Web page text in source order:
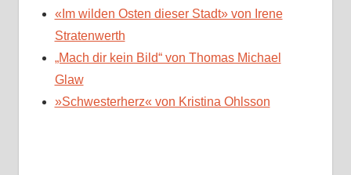
«Im wilden Osten dieser Stadt» von Irene
Stratenwerth
„Mach dir kein Bild“ von Thomas Michael
Glaw
»Schwesterherz« von Kristina Ohlsson